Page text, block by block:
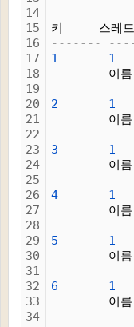
14
15
16
17
18
19
20
21
22
23
24
25
26
27
28
29
30
31
32
33
34
키     스레
-------
1
1
이름:
2 1
이름:
3 1
이름:
4 1
이름:
5 1
이름:
6 1
이름: